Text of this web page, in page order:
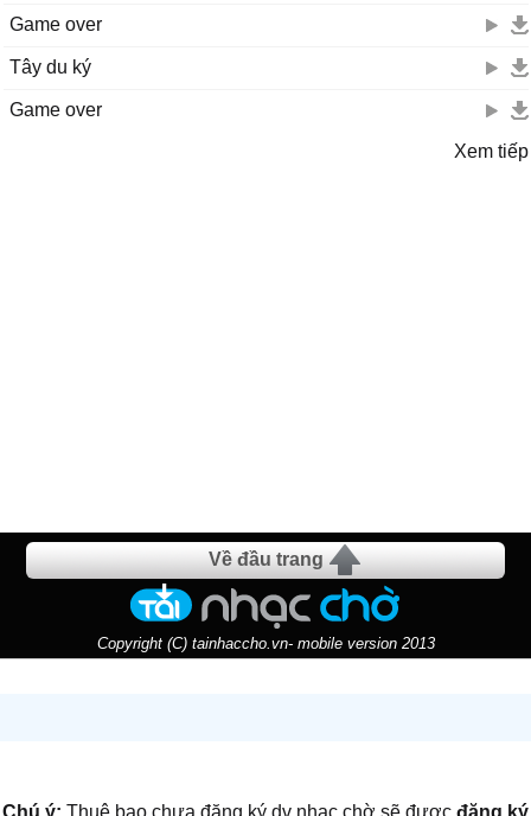
Game over
Tây du ký
Game over
Xem tiếp
Về đầu trang
Copyright (C) tainhaccho.vn- mobile version 2013
Chú ý: Thuê bao chưa đăng ký dv nhạc chờ sẽ được đăng ký